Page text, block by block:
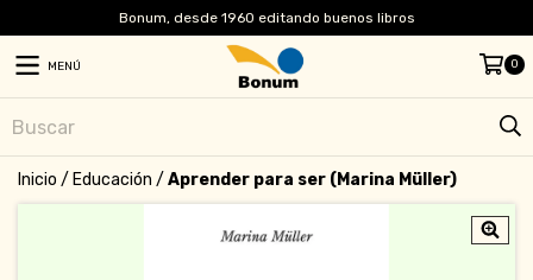
Bonum, desde 1960 editando buenos libros
MENÚ 0
Inicio / Educación / Aprender para ser (Marina Müller)